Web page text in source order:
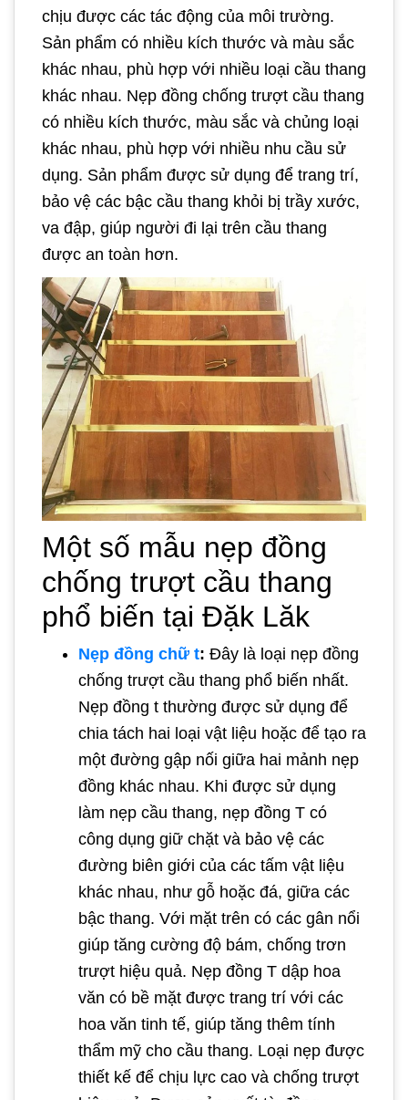
chịu được các tác động của môi trường.
Sản phẩm có nhiều kích thước và màu sắc
khác nhau, phù hợp với nhiều loại cầu thang
khác nhau. Nẹp đồng chống trượt cầu thang
có nhiều kích thước, màu sắc và chủng loại
khác nhau, phù hợp với nhiều nhu cầu sử
dụng. Sản phẩm được sử dụng để trang trí,
bảo vệ các bậc cầu thang khỏi bị trầy xước,
va đập, giúp người đi lại trên cầu thang
được an toàn hơn.
Một số mẫu nẹp đồng
chống trượt cầu thang
phổ biến tại Đặk Lăk
Nẹp đồng chữ t: Đây là loại nẹp đồng
chống trượt cầu thang phổ biến nhất.
Nẹp đồng t thường được sử dụng để
chia tách hai loại vật liệu hoặc để tạo ra
một đường gập nối giữa hai mảnh nẹp
đồng khác nhau. Khi được sử dụng
làm nẹp cầu thang, nẹp đồng T có
công dụng giữ chặt và bảo vệ các
đường biên giới của các tấm vật liệu
khác nhau, như gỗ hoặc đá, giữa các
bậc thang. Với mặt trên có các gân nổi
giúp tăng cường độ bám, chống trơn
trượt hiệu quả. Nẹp đồng T dập hoa
văn có bề mặt được trang trí với các
hoa văn tinh tế, giúp tăng thêm tính
thẩm mỹ cho cầu thang. Loại nẹp được
thiết kế để chịu lực cao và chống trượt